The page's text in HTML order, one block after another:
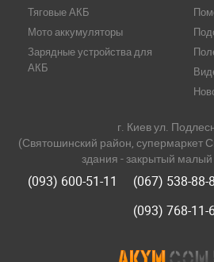
Тяговые АКБ
Мото аккумуляторы
Зарядные устройства для
АКБ
г. Киев ул.
(Святошинский район, супермаркет
здания - закрытый
(093) 600-51-11 (067) 538-88-
(093) 768-11-